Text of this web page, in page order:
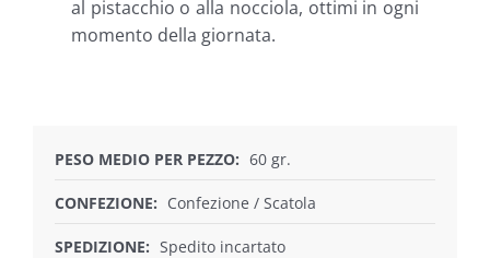
al pistacchio o alla nocciola, ottimi in ogni
momento della giornata.
PESO MEDIO PER PEZZO: 60 gr.
CONFEZIONE: Confezione / Scatola
SPEDIZIONE: Spedito incartato